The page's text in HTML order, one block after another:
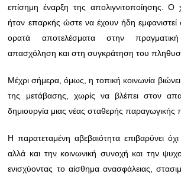
επίσημη έναρξη της απολιγνιτοποίησης.
ήταν επαρκής ώστε να έχουν ήδη εμφανιστεί
ορατά αποτελέσματα στην
απασχόληση και στη συγκράτηση του
Μέχρι σήμερα, όμως, η τοπική κοινωνία
της μετάβασης, χωρίς να βλέπει στον
δημιουργία μιας νέας σταθερής παραγωγικής
Η παρατεταμένη αβεβαιότητα επιβαρύνει
αλλά και την κοινωνική συνοχή και την
ενισχύοντας το αίσθημα ανασφάλειας,